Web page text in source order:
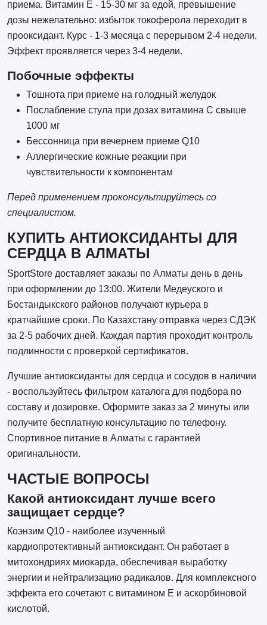
приема. Витамин E - 15-30 мг за едой, превышение
дозы нежелательно: избыток токоферола переходит в
прооксидант. Курс - 1-3 месяца с перерывом 2-4 недели.
Эффект проявляется через 3-4 недели.
Побочные эффекты
Тошнота при приеме на голодный желудок
Послабление стула при дозах витамина C свыше
1000 мг
Бессонница при вечернем приеме Q10
Аллергические кожные реакции при
чувствительности к компонентам
Перед применением проконсультируйтесь со
специалистом.
КУПИТЬ АНТИОКСИДАНТЫ ДЛЯ
СЕРДЦА В АЛМАТЫ
SportStore доставляет заказы по Алматы день в день
при оформлении до 13:00. Жители Медеуского и
Бостандыкского районов получают курьера в
кратчайшие сроки. По Казахстану отправка через СДЭК
за 2-5 рабочих дней. Каждая партия проходит контроль
подлинности с проверкой сертификатов.
Лучшие антиоксиданты для сердца и сосудов в наличии
- воспользуйтесь фильтром каталога для подбора по
составу и дозировке. Оформите заказ за 2 минуты или
получите бесплатную консультацию по телефону.
Спортивное питание в Алматы с гарантией
оригинальности.
ЧАСТЫЕ ВОПРОСЫ
Какой антиоксидант лучше всего
защищает сердце?
Коэнзим Q10 - наиболее изученный
кардиопротективный антиоксидант. Он работает в
митохондриях миокарда, обеспечивая выработку
энергии и нейтрализацию радикалов. Для комплексного
эффекта его сочетают с витамином E и аскорбиновой
кислотой.